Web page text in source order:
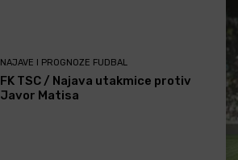
NAJAVE I PROGNOZE FUDBAL
FK TSC / Najava utakmice protiv
Javor Matisa